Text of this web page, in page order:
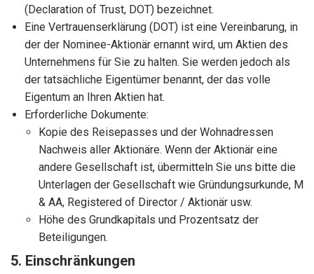
(Declaration of Trust, DOT) bezeichnet.
Eine Vertrauenserklärung (DOT) ist eine Vereinbarung, in
der der Nominee-Aktionär ernannt wird, um Aktien des
Unternehmens für Sie zu halten. Sie werden jedoch als
der tatsächliche Eigentümer benannt, der das volle
Eigentum an Ihren Aktien hat.
Erforderliche Dokumente:
Kopie des Reisepasses und der Wohnadressen
Nachweis aller Aktionäre. Wenn der Aktionär eine
andere Gesellschaft ist, übermitteln Sie uns bitte die
Unterlagen der Gesellschaft wie Gründungsurkunde, M
& AA, Registered of Director / Aktionär usw.
Höhe des Grundkapitals und Prozentsatz der
Beteiligungen.
5. Einschränkungen